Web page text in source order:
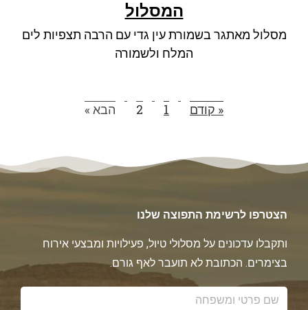
המסלול
מסלול מאתגר בשמורת עין גדי עם הרבה תצפיות לים
המלח ולשמורה
« קודם 1
2 הבא »
הצטרפו לרשימת התפוצה שלנו
ותקבלו עדכונים על מסלולי טיול, פעילויות ומבצעי אירוח
בצימרים. הכתובת לא תועבר לאף גורם.